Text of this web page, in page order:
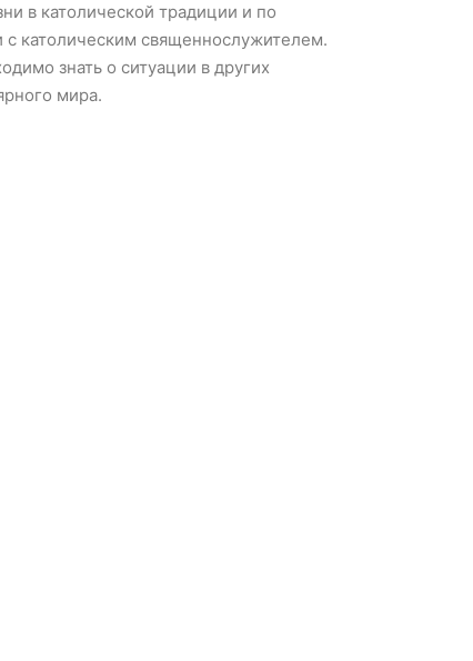
в католической традиции и по
католическим священнослужителем.
знать о ситуации в других
мира.